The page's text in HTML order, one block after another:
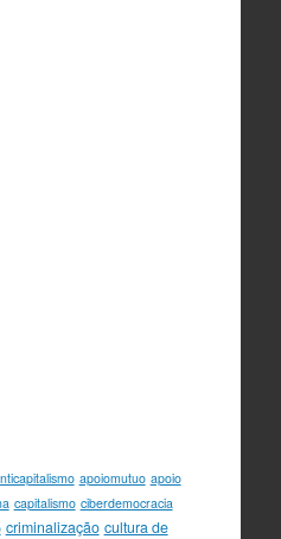
apoiomutuo apoio
capitalismo ciberdemocracia
criminalização cultura de